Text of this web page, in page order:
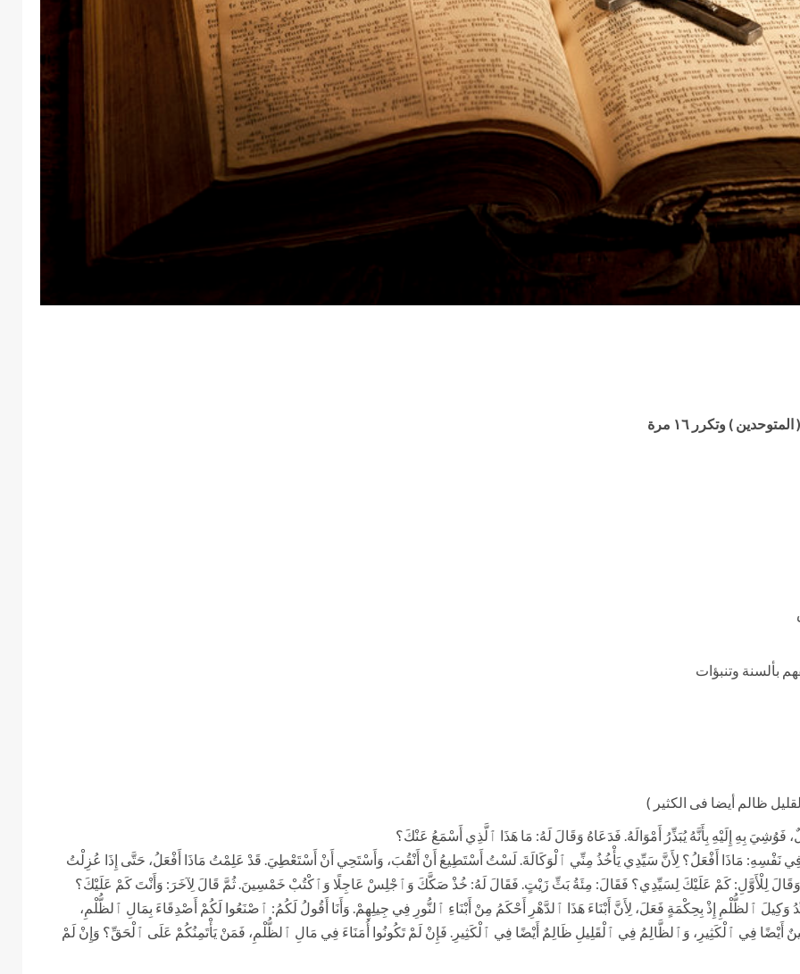
ظالم أيضا فى الكثير )
فَوُشِيَ بِهِ إِلَيْهِ بِأَنَّهُ يُبَذِّرُ أَمْوَالَهُ. فَدَعَاهُ وَقَالَ لَهُ: مَا هَذَا ٱلَّذِي أَسْمَعُ عَنْكَ؟
فِي نَفْسِهِ: مَاذَا أَفْعَلُ؟ لِأَنَّ سَيِّدِي يَأْخُذُ مِنِّي ٱلْوَكَالَةَ. لَسْتُ أَسْتَطِيعُ أَنْ أَنْقُبَ، وَأَسْتَحِي أَنْ أَسْتَعْطِيَ. قَدْ عَلِمْتُ مَاذَا أَفْعَلُ، حَتَّى إِذَا عُزِلْتُ
وَقَالَ لِلْأَوَّلِ: كَمْ عَلَيْكَ لِسَيِّدِي؟ فَقَالَ: مِئَةُ بَثِّ زَيْتٍ. فَقَالَ لَهُ: خُذْ صَكَّكَ وَٱجْلِسْ عَاجِلًا وَٱكْتُبْ خَمْسِينَ. ثُمَّ قَالَ لِآخَرَ: وَأَنْتَ كَمْ عَلَيْكَ؟
ٱلظُّلْمِ إِذْ بِحِكْمَةٍ فَعَلَ، لِأَنَّ أَبْنَاءَ هَذَا ٱلدَّهْرِ أَحْكَمُ مِنْ أَبْنَاءِ ٱلنُّورِ فِي جِيلِهِمْ. وَأَنَا أَقُولُ لَكُمُ: ٱصْنَعُوا لَكُمْ أَصْدِقَاءَ بِمَالِ ٱلظُّلْمِ،
أَيْضًا فِي ٱلْكَثِيرِ، وَٱلظَّالِمُ فِي ٱلْقَلِيلِ ظَالِمٌ أَيْضًا فِي ٱلْكَثِيرِ. فَإِنْ لَمْ تَكُونُوا أُمَنَاءَ فِي مَالِ ٱلظُّلْمِ، فَمَنْ يَأْتَمِنُكُمْ عَلَى ٱلْحَقِّ؟ وَإِنْ لَمْ